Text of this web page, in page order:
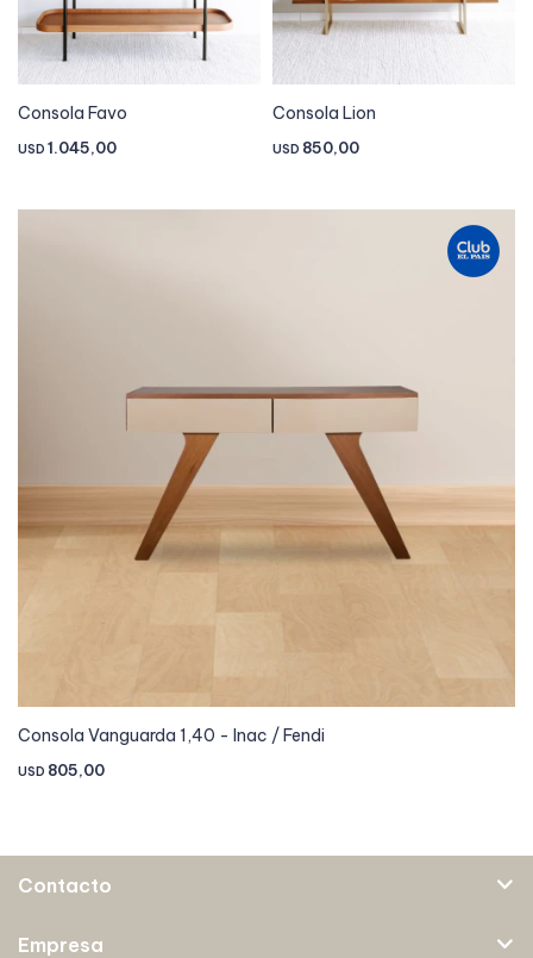
Consola Favo
USD 1.045,00
Consola Lion
USD 850,00
Consola Vanguarda 1,40 - Inac / Fendi
USD 805,00
Contacto
Empresa